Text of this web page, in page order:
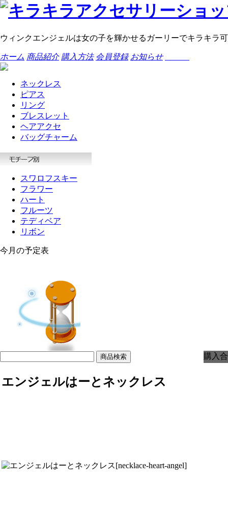
ウィンクエンジェルは女の子を輝かせるガーリーでキラキラ
ホーム 商品紹介 購入方法 会員登録 お知らせ
ネックレス
ピアス
リング
ブレスレット
ヘアアクセ
バッグチャーム
スワロフスキー
フラワー
ハート
フルーツ
テディベア
リボン
今月の予定表
購入
エンジェルはーとネックレス